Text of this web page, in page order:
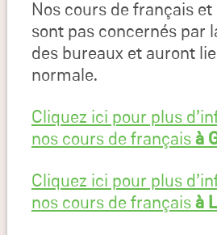
Nos cours de français et
sont pas concernés par
des bureaux et auront
normale.
Cliquez ici pour plus
nos cours de françaisà
Cliquez ici pour plus
nos cours de françaisà